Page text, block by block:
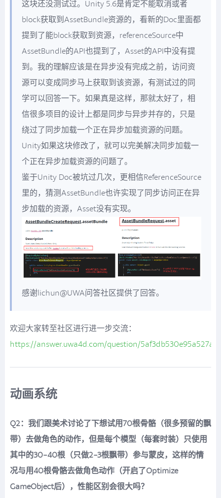
这块还没测试过。Unity 5.6是肯定不能取消或者
block获取到AssetBundle资源的，看新的Doc里面都
提到了能block获取到资源，referenceSource中
AssetBundle的API也提到了，Asset的API中没有提
到。我的理解应该是在异步没有完成之前，访问资
源可以变成同步马上获取到该资源，有测试过的同
学可以回答一下。如果真是这样，那就太好了，相
信很多项目的设计上都是同步与异步并存的，只是
绕过了同步加载一个正在异步加载资源的问题。
Unity如果这块修改了，就可以完美解决同步加载一
个正在异步加载资源的问题了。
鉴于Unity Doc被坑过几次，更相信ReferenceSource
里的，猜测AssetBundle也许实现了同步访问正在异
步加载的资源，Asset没有实现。
感谢lichun@UWA问答社区提供了回答。
欢迎大家转至社区进行进一步交流：
https://answer.uwa4d.com/question/
动画系统
Q2：我们跟美术讨论了下想试用70根骨骼（很多预留的飘
带）去做角色的动作，但是每个模型（每套时装）只使用
其中的30-40根（只做2-3根飘带）参与蒙皮，这样的情
况与用40根骨骼去做角色动作（开启了Optimize
GameObject后），性能区别会很大吗？